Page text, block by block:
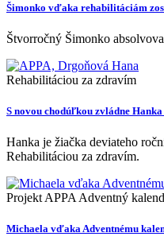
Šimonko vďaka rehabilitáciám
Štvorročný Šimonko
Rehabilitáciou za zdravím
S novou chodúľkou zvládne
Hanka je žiačka deviateho
Rehabilitáciou za zdravím.
Projekt APPA Adventný
Michaela vďaka Adventnému